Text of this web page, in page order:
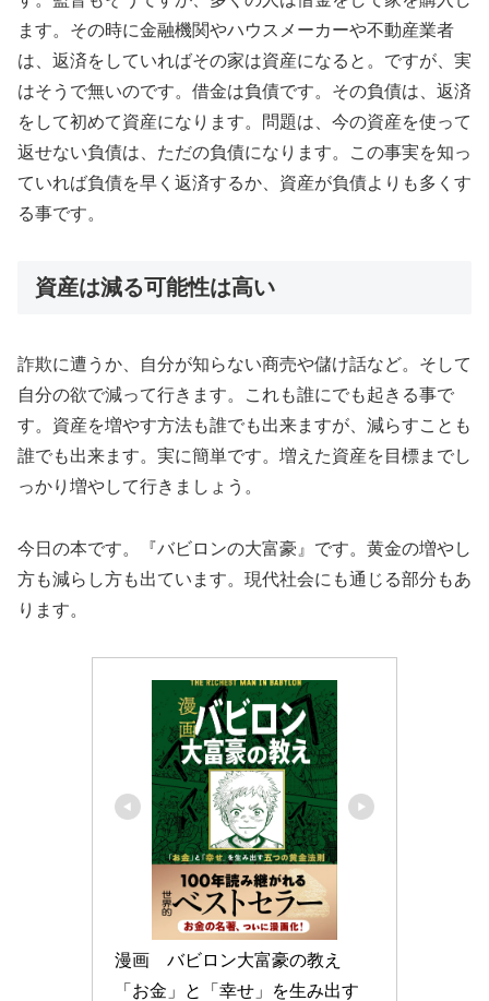
ます。その時に金融機関やハウスメーカーや不動産業者
は、返済をしていればその家は資産になると。ですが、実
はそうで無いのです。借金は負債です。その負債は、返済
をして初めて資産になります。問題は、今の資産を使って
返せない負債は、ただの負債になります。この事実を知っ
ていれば負債を早く返済するか、資産が負債よりも多くす
る事です。
資産は減る可能性は高い
詐欺に遭うか、自分が知らない商売や儲け話など。そして
自分の欲で減って行きます。これも誰にでも起きる事で
す。資産を増やす方法も誰でも出来ますが、減らすことも
誰でも出来ます。実に簡単です。増えた資産を目標までし
っかり増やして行きましょう。
今日の本です。『バビロンの大富豪』です。黄金の増やし
方も減らし方も出ています。現代社会にも通じる部分もあ
ります。
漫画　バビロン大富豪の教え
「お金」と「幸せ」を生み出す